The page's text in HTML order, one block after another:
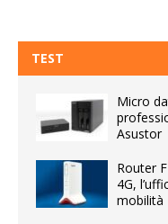
TEST
Micro
Asustor
Router
4G,
mobilità